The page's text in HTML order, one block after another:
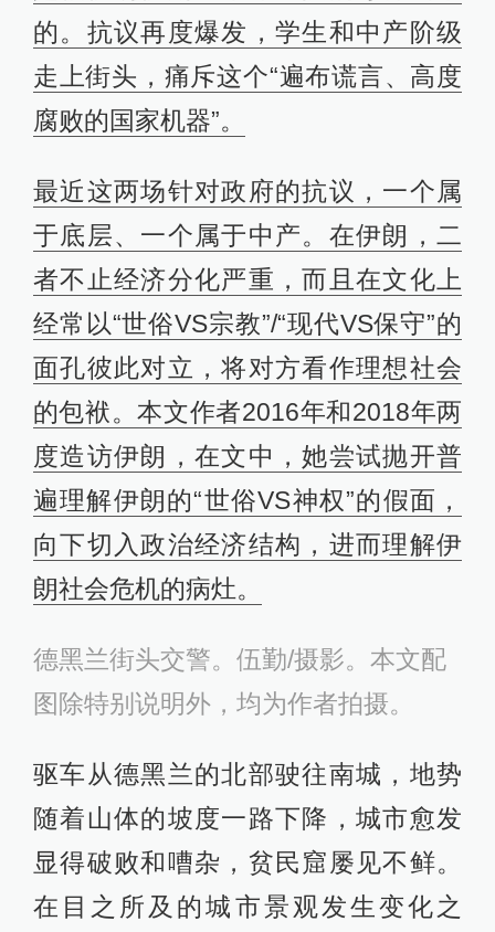
的。抗议再度爆发，学生和中产阶级
走上街头，痛斥这个“遍布谎言、高度
腐败的国家机器”。
最近这两场针对政府的抗议，一个属
于底层、一个属于中产。在伊朗，二
者不止经济分化严重，而且在文化上
经常以“世俗VS宗教”/“现代VS保守”的
面孔彼此对立，将对方看作理想社会
的包袱。本文作者2016年和2018年两
度造访伊朗，在文中，她尝试抛开普
遍理解伊朗的“世俗VS神权”的假面，
向下切入政治经济结构，进而理解伊
朗社会危机的病灶。
德黑兰街头交警。伍勤/摄影。本文配
图除特别说明外，均为作者拍摄。
驱车从德黑兰的北部驶往南城，地势
随着山体的坡度一路下降，城市愈发
显得破败和嘈杂，贫民窟屡见不鲜。
在目之所及的城市景观发生变化之